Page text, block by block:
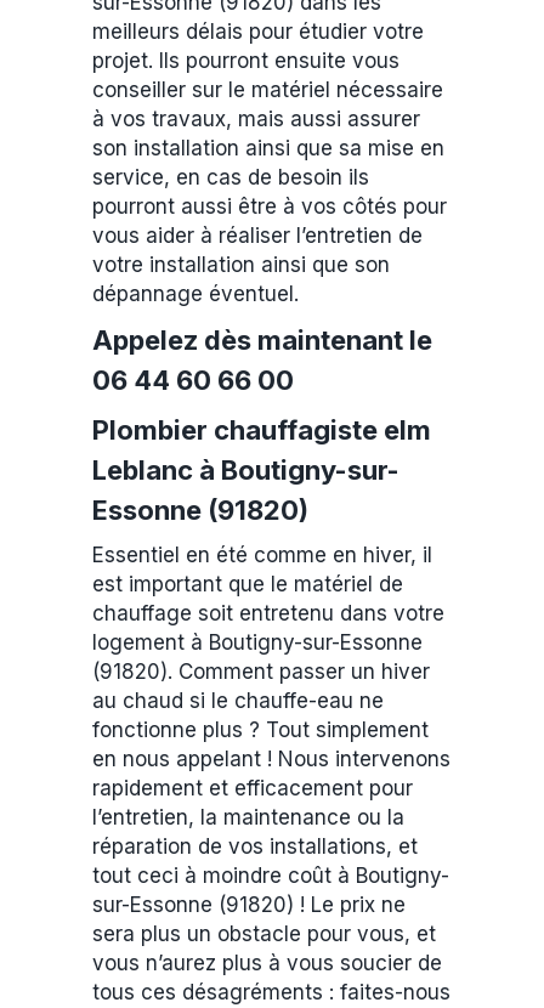
meilleurs délais pour étudier votre
projet. Ils pourront ensuite vous
conseiller sur le matériel nécessaire
à vos travaux, mais aussi assurer
son installation ainsi que sa mise en
service, en cas de besoin ils
pourront aussi être à vos côtés pour
vous aider à réaliser l’entretien de
votre installation ainsi que son
dépannage éventuel.
Appelez dès maintenant le
06 44 60 66 00
Plombier chauffagiste elm
Leblanc à Boutigny-sur-
Essonne (91820)
Essentiel en été comme en hiver, il
est important que le matériel de
chauffage soit entretenu dans votre
logement à Boutigny-sur-Essonne
(91820). Comment passer un hiver
au chaud si le chauffe-eau ne
fonctionne plus ? Tout simplement
en nous appelant ! Nous intervenons
rapidement et efficacement pour
l’entretien, la maintenance ou la
réparation de vos installations, et
tout ceci à moindre coût à Boutigny-
sur-Essonne (91820) ! Le prix ne
sera plus un obstacle pour vous, et
vous n’aurez plus à vous soucier de
tous ces désagréments : faites-nous